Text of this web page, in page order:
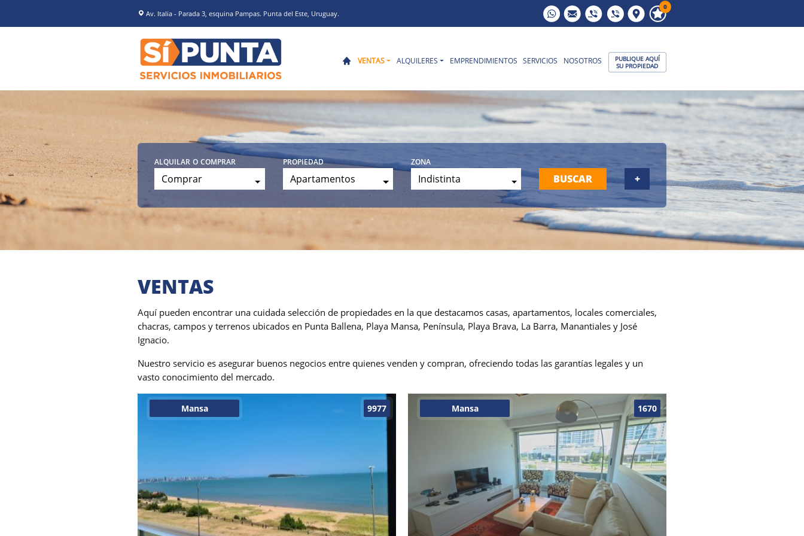
Av. Italia - Parada 3, esquina Pampas. Punta del Este, Uruguay.
0
VENTAS ALQUILERES EMPRENDIMIENTOS SERVICIOS NOSOTROS
PUBLIQUE AQUÍ
SU PROPIEDAD
alquilar o comprar
Comprar
propiedad
Apartamentos
zona
Indistinta BUSCAR +
VENTAS
Aquí pueden encontrar una cuidada selección de propiedades en la que destacamos casas, apartamentos, locales comerciales,
chacras, campos y terrenos ubicados en Punta Ballena, Playa Mansa, Península, Playa Brava, La Barra, Manantiales y José
Ignacio.
Nuestro servicio es asegurar buenos negocios entre quienes venden y compran, ofreciendo todas las garantías legales y un
vasto conocimiento del mercado.
9977
Mansa 1670
Mansa